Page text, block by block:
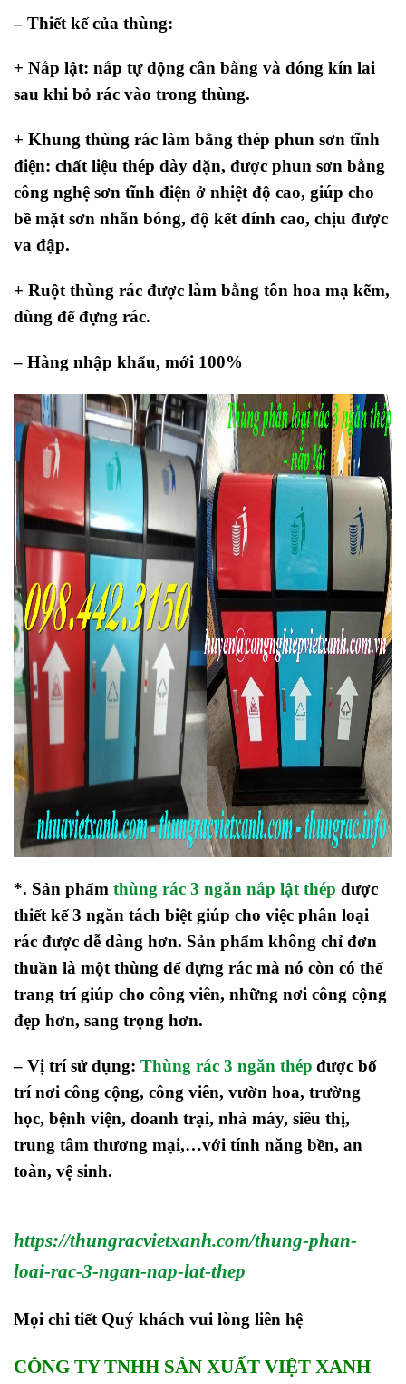
– Thiết kế của thùng:
+ Nắp lật: nắp tự động cân bằng và đóng kín lai
sau khi bỏ rác vào trong thùng.
+ Khung thùng rác làm bằng thép phun sơn tĩnh
điện: chất liệu thép dày dặn, được phun sơn bằng
công nghệ sơn tĩnh điện ở nhiệt độ cao, giúp cho
bề mặt sơn nhẵn bóng, độ kết dính cao, chịu được
va đập.
+ Ruột thùng rác được làm bằng tôn hoa mạ kẽm,
dùng để đựng rác.
– Hàng nhập khẩu, mới 100%
*. Sản phẩm thùng rác 3 ngăn nắp lật thép được
thiết kế 3 ngăn tách biệt giúp cho việc phân loại
rác được dễ dàng hơn. Sản phẩm không chỉ đơn
thuần là một thùng để đựng rác mà nó còn có thể
trang trí giúp cho công viên, những nơi công cộng
đẹp hơn, sang trọng hơn.
– Vị trí sử dụng: Thùng rác 3 ngăn thép được bố
trí nơi công cộng, công viên, vườn hoa, trường
học, bệnh viện, doanh trại, nhà máy, siêu thị,
trung tâm thương mại,…với tính năng bền, an
toàn, vệ sinh.
https://thungracvietxanh.com/thung-phan-
loai-rac-3-ngan-nap-lat-thep
Mọi chi tiết Quý khách vui lòng liên hệ
CÔNG TY TNHH SẢN XUẤT VIỆT XANH